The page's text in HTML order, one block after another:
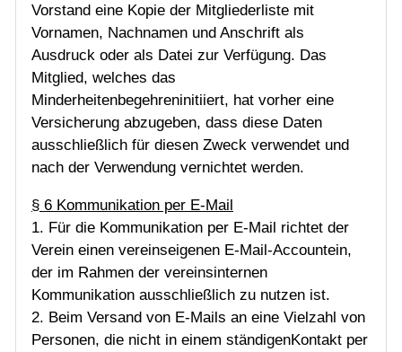
Vorstand eine Kopie der Mitgliederliste mit
Vornamen, Nachnamen und Anschrift als
Ausdruck oder als Datei zur Verfügung. Das
Mitglied, welches das
Minderheitenbegehreninitiiert, hat vorher eine
Versicherung abzugeben, dass diese Daten
ausschließlich für diesen Zweck verwendet und
nach der Verwendung vernichtet werden.
§ 6 Kommunikation per E-Mail
1. Für die Kommunikation per E-Mail richtet der
Verein einen vereinseigenen E-Mail-Accountein,
der im Rahmen der vereinsinternen
Kommunikation ausschließlich zu nutzen ist.
2. Beim Versand von E-Mails an eine Vielzahl von
Personen, die nicht in einem ständigenKontakt per